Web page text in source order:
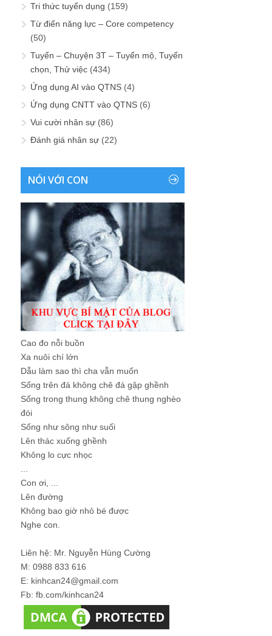
Tri thức tuyển dụng (159)
Từ điển năng lực – Core competency
(50)
Tuyển – Chuyện 3T – Tuyển mộ, Tuyển
chọn, Thử việc (434)
Ứng dụng AI vào QTNS (4)
Ứng dụng CNTT vào QTNS (6)
Vui cười nhân sự (86)
Đánh giá nhân sự (22)
NÓI VỚI CON
Cao đo nỗi buồn
Xa nuôi chí lớn
Dẫu làm sao thì cha vẫn muốn
Sống trên đá không chê đá gập ghềnh
Sống trong thung không chê thung nghèo
đói
Sống như sông như suối
Lên thác xuống ghềnh
Không lo cực nhọc
Con ơi, ...
Lên đường
Không bao giờ nhỏ bé được
Nghe con.
Liên hệ: Mr. Nguyễn Hùng Cường
M: 0988 833 616
E: kinhcan24@gmail.com
Fb: fb.com/kinhcan24